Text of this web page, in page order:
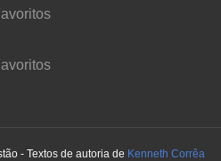
- Textos de autoria de Kenneth Corrêa